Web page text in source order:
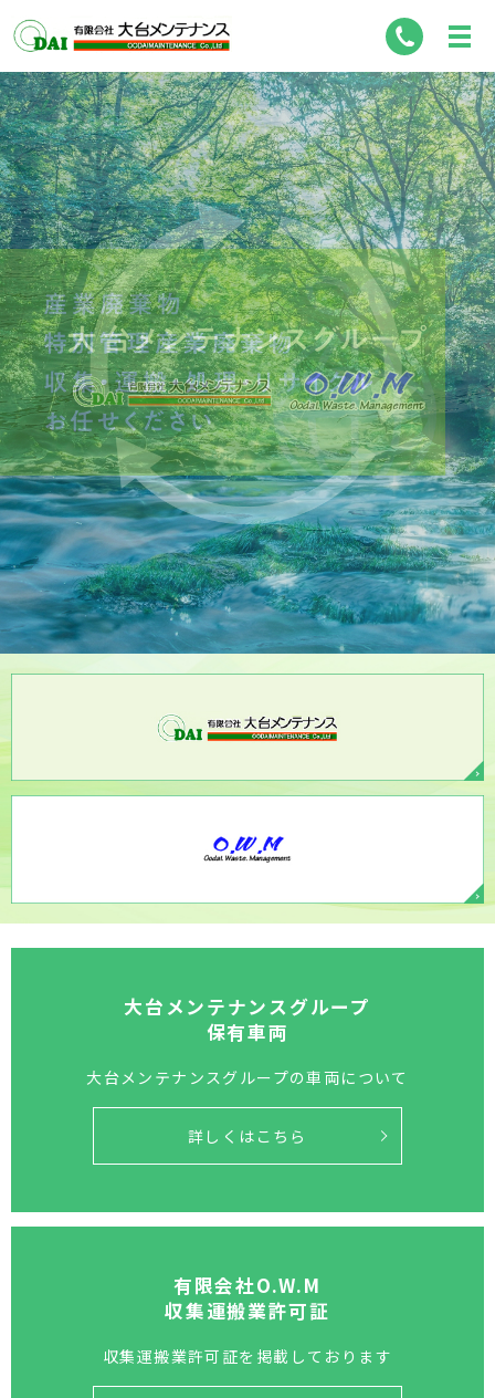
大台メンテナンスグループ
保有車両
大台メンテナンスグループの車両について
詳しくはこちら
有限会社O.W.M
収集運搬業許可証
収集運搬業許可証を 掲載しております